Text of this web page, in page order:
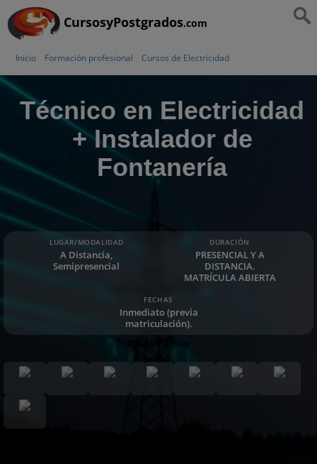
CursosyPostgrados.com
Inicio Formación profesional Cursos de Electricidad
Técnico en Electricidad
+ Instalador de
Fontanería
LUGAR/MODALIDAD
A Distancia,
Semipresencial
DURACIÓN
PRESENCIAL Y A
DISTANCIA.
MATRÍCULA ABIERTA
FECHAS
Inmediato (previa
matriculación).